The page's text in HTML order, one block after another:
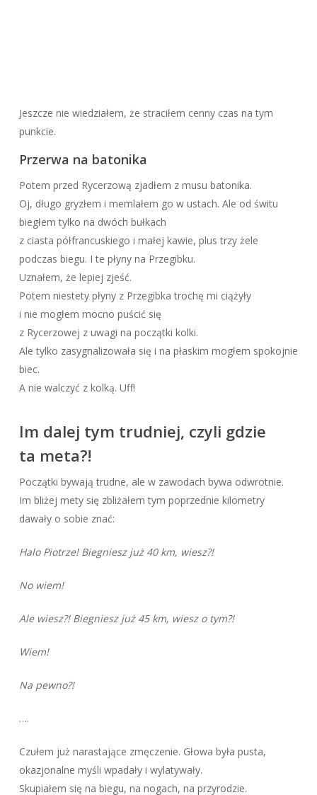
Jeszcze nie wiedziałem, że straciłem cenny czas na tym
punkcie.
Przerwa na batonika
Potem przed Rycerzową zjadłem z musu batonika.
Oj, długo gryzłem i memlałem go w ustach. Ale od świtu
biegłem tylko na dwóch bułkach
z ciasta półfrancuskiego i małej kawie, plus trzy żele
podczas biegu. I te płyny na Przegibku.
Uznałem, że lepiej zjeść.
Potem niestety płyny z Przegibka trochę mi ciążyły
i nie mogłem mocno puścić się
z Rycerzowej z uwagi na początki kolki.
Ale tylko zasygnalizowała się i na płaskim mogłem spokojnie
biec.
A nie walczyć z kolką. Uff!
Im dalej tym trudniej, czyli gdzie
ta meta?!
Początki bywają trudne, ale w zawodach bywa odwrotnie.
Im bliżej mety się zbliżałem tym poprzednie kilometry
dawały o sobie znać:
Halo Piotrze! Biegniesz już 40 km, wiesz?!
No wiem!
Ale wiesz?! Biegniesz już 45 km, wiesz o tym?!
Wiem!
Na pewno?!
….
Czułem już narastające zmęczenie. Głowa była pusta,
okazjonalne myśli wpadały i wylatywały.
Skupiałem się na biegu, na nogach, na przyrodzie.